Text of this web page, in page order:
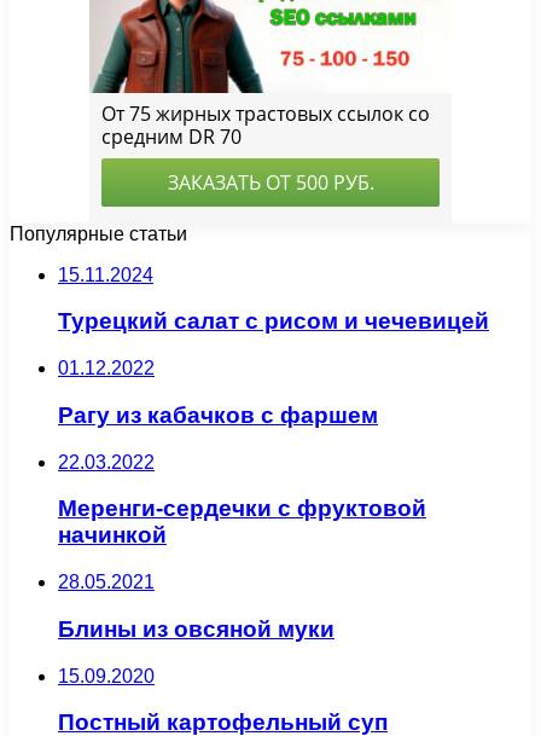
Популярные статьи
15.11.2024
Турецкий салат с рисом и чечевицей
01.12.2022
Рагу из кабачков с фаршем
22.03.2022
Меренги-сердечки с фруктовой
начинкой
28.05.2021
Блины из овсяной муки
15.09.2020
Постный картофельный суп